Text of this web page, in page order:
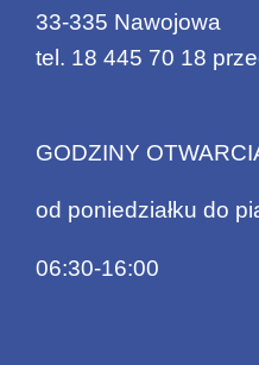
33-335 Nawojowa
tel. 18 445 70 18
GODZINY
od poniedziałku do
06:30-16:00